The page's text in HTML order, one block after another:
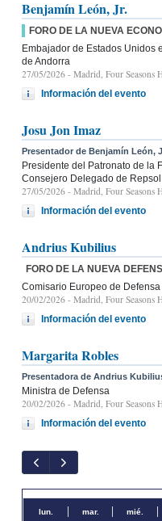
Benjamín León, Jr.
FORO DE LA NUEVA
Embajador de Estados Unidos
de Andorra
27/05/2026 - Madrid, Four Seasons
Información del evento
Josu Jon Imaz
Presentador de Benjamín León,
Presidente del Patronato de la
Consejero Delegado de Repsol
27/05/2026 - Madrid, Four Seasons
Información del evento
Andrius Kubilius
FORO DE LA NUEVA
Comisario Europeo de
20/02/2026 - Madrid, Four Seasons
Información del evento
Margarita Robles
Presentadora de Andrius
Ministra de Defensa
20/02/2026 - Madrid, Four Seasons
Información del evento
lun. mar. mié.